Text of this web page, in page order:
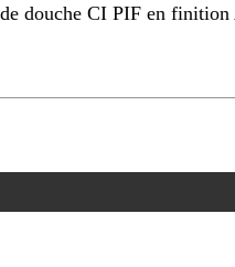
douche CI PIF en